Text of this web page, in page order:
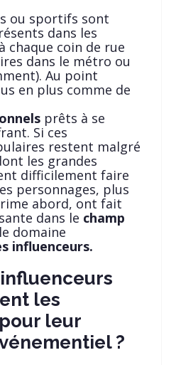
ou sportifs sont
dans les
chaque coin de rue
dans le métro ou
Au point
en plus comme de
prêts à se
Si ces
restent malgré
les grandes
difficilement faire
personnages, plus
abord, ont fait
dans le champ
domaine
influenceurs.
les
leur
?